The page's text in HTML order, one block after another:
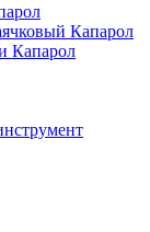
Капарол
Капарол